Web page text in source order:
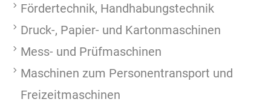
Fördertechnik, Handhabungstechnik
Druck-, Papier- und Kartonmaschinen
Mess- und Prüfmaschinen
Maschinen zum Personentransport und
Freizeitmaschinen